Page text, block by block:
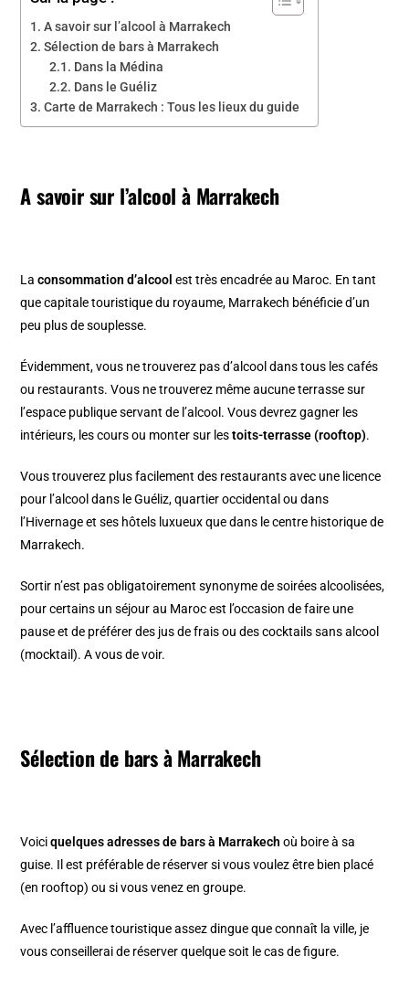
A savoir sur l’alcool à Marrakech
Sélection de bars à Marrakech
Dans la Médina
Dans le Guéliz
Carte de Marrakech : Tous les lieux du guide
A savoir sur l’alcool à Marrakech
Laconsommation d’alcool est très encadrée au Maroc. En tant
que capitale touristique du royaume, Marrakech bénéficie d’un
peu plus de souplesse.
Évidemment, vous ne trouverez pas d’alcool dans tous les cafés
ou restaurants. Vous ne trouverez même aucune terrasse sur
l’espace publique servant de l’alcool. Vous devrez gagner les
intérieurs, les cours ou monter sur lestoits-terrasse (rooftop).
Vous trouverez plus facilement des restaurants avec une licence
pour l’alcool dans leGuéliz, quartier occidentalou dans
l’Hivernageet ses hôtels luxueux que dans lecentre historique de
Marrakech.
Sortir n’est pas obligatoirement synonyme de soirées alcoolisées,
pour certains un séjour au Maroc est l’occasion de faire une
pause et de préférer des jus de frais ou des cocktails sans alcool
(mocktail). A vous de voir.
Sélection de bars à Marrakech
Voiciquelques adresses de bars à Marrakech où boire à sa
guise. Il est préférable de réserver si vous voulez être bien placé
(en rooftop) ou si vous venez en groupe.
Avec l’affluence touristique assez dingue que connaît la ville, je
vous conseillerai de réserver quelque soit le cas de figure.